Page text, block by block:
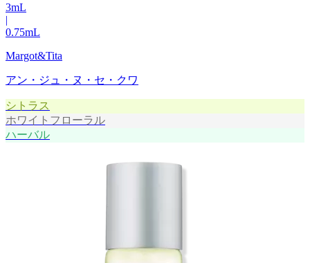
3mL
|
0.75mL
Margot&Tita
アン・ジュ・ヌ・セ・クワ
シトラス
ホワイトフローラル
ハーバル